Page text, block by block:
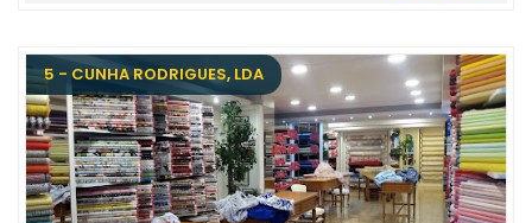
5 - CUNHA RODRIGUES, LDA